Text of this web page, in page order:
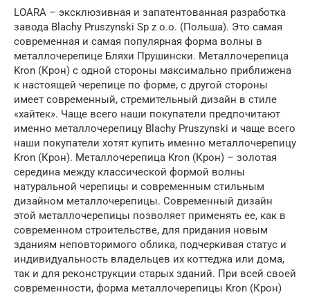
LOARA – эксклюзивная и запатентованная разработка
завода Blachy Pruszynski Sp z o.o. (Польша). Это самая
современная и самая популярная форма волны в
металлочерепице Бляхи Прушински. Металлочерепица
Kron (Крон) с одной стороны максимально приближена
к настоящей черепице по форме, с другой стороны
имеет современный, стремительный дизайн в стиле
«хайтек». Чаще всего наши покупатели предпочитают
именно металлочерепицу Blachy Pruszynski и чаще всего
наши покупатели хотят купить именно металлочерепицу
Kron (Крон). Металлочерепица Kron (Крон) – золотая
середина между классической формой волны
натуральной черепицы и современным стильным
дизайном металлочерепицы. Современный дизайн
этой металлочерепицы позволяет применять ее, как в
современном строительстве, для придания новым
зданиям неповторимого облика, подчеркивая статус и
индивидуальность владельцев их коттеджа или дома,
так и для реконструкции старых зданий. При всей своей
современности, форма металлочерепицы Kron (Крон)